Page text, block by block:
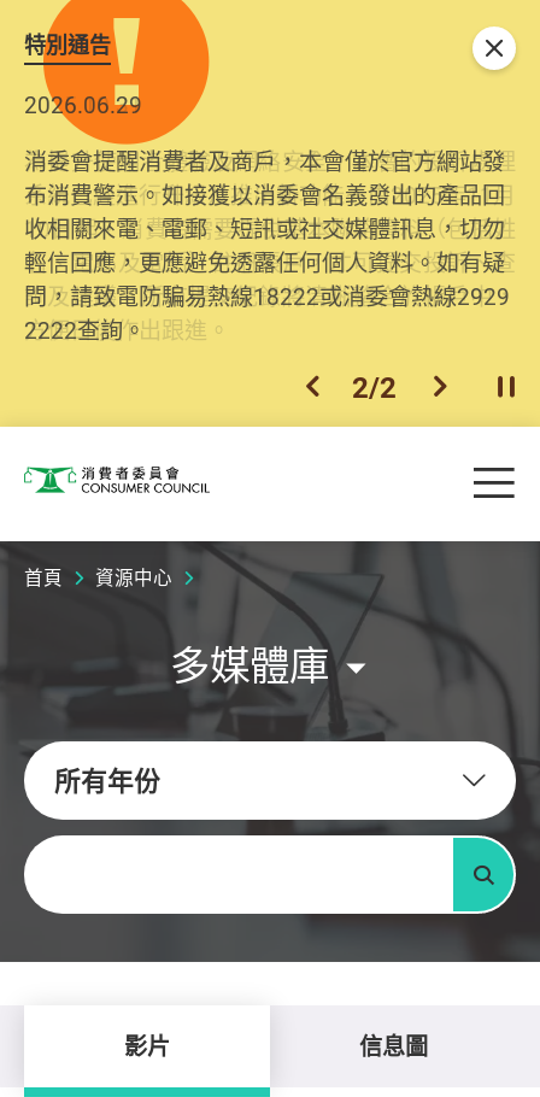
特別通告
2026.06.29
消委會提醒消費者及商戶，本會僅於官方網站發
布消費警示。如接獲以消委會名義發出的產品回
收相關來電、電郵、短訊或社交媒體訊息，切勿
輕信回應，更應避免透露任何個人資料。如有疑
問，請致電防騙易熱線18222或消委會熱線2929
2222查詢。
2025.10.31
為提升使用者體驗及網絡安全，本會的投訴處理
系統已經進行升級及推出新功能。由2025年11月
10日起，消費者需要提供基本聯絡資料（包括姓
名、電郵及電話）註冊帳戶，才可提交投訴、查
詢及建議。所有提交紀錄將清晰整合於帳戶中，
方便日後作出跟進。
上一個
2/2 下一個開
關閉
消費者委員會 目
首頁 資源中心
多媒體庫
所有年份
關鍵字
搜尋
影片 信息圖